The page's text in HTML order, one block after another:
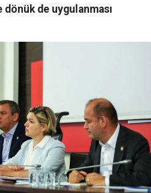
dönük de uygulanması